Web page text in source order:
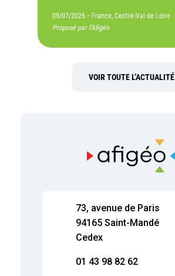
09/07/2026 - France, Centre-Val de Loire
Proposé par l'Afigéo
VOIR TOUTE L’ACTUALITÉ
73, avenue de Paris
94165 Saint-Mandé
Cedex
01 43 98 82 62